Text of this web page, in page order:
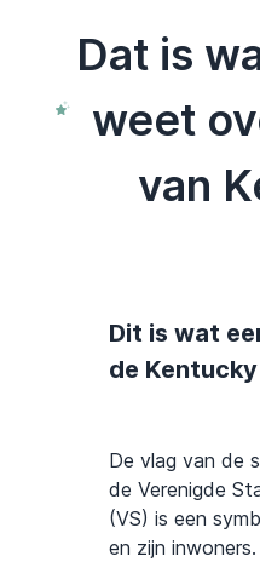
Dat is
weet
van
Dit is wat
de
De vlag van de
de Verenigde
(VS) is een
en zijn